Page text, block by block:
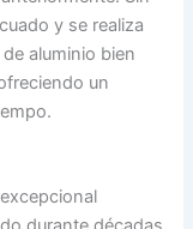
y se realiza
aluminio bien
un